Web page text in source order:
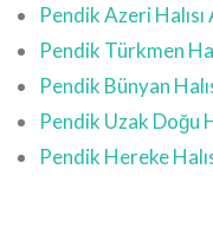
Pendik Azeri
Pendik Türkmen
Pendik Bünyan
Pendik Uzak Doğu
Pendik Hereke